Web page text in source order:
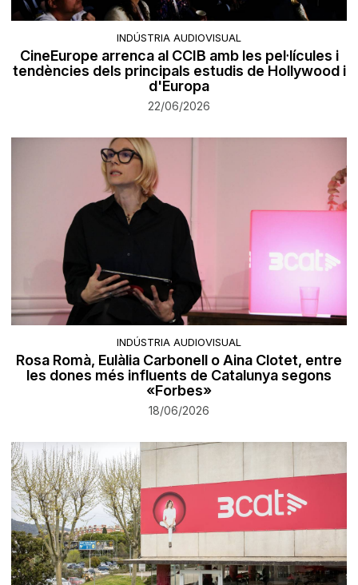
INDÚSTRIA AUDIOVISUAL
CineEurope arrenca al CCIB amb les pel·lícules i
tendències dels principals estudis de Hollywood i
d'Europa
22/06/2026
INDÚSTRIA AUDIOVISUAL
Rosa Romà, Eulàlia Carbonell o Aina Clotet, entre
les dones més influents de Catalunya segons
«Forbes»
18/06/2026